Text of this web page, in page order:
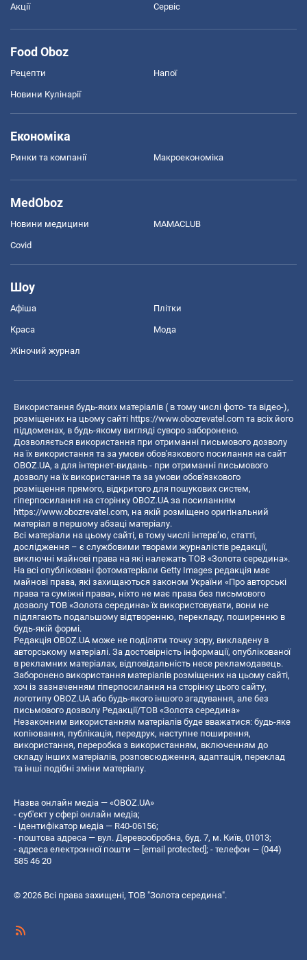
Акції Сервіс
Food Oboz
Рецепти Напої
Новини Кулінарії
Економіка
Ринки та компанії Макроекономіка
MedOboz
Новини медицини MAMACLUB
Covid
Шоу
Афіша Плітки
Краса Мода
Жіночий журнал
Використання будь-яких матеріалів ( в тому числі фото- та відео-),
розміщених на цьому сайті https://www.obozrevatel.com та всіх його
піддоменах, в будь-якому вигляді суворо заборонено.
Дозволяється використання при отриманні письмового дозволу
на їх використання та за умови обов'язкового посилання на сайт
OBOZ.UA, а для інтернет-видань - при отриманні письмового
дозволу на їх використання та за умови обов'язкового
розміщення прямого, відкритого для пошукових систем,
гіперпосилання на сторінку OBOZ.UA за посиланням
https://www.obozrevatel.com, на якій розміщено оригінальний
матеріал в першому абзаці матеріалу.
Всі матеріали на цьому сайті, в тому числі інтерв’ю, статті,
дослідження – є службовими творами журналістів редакції,
виключні майнові права на які належать ТОВ «Золота середина».
На всі опубліковані фотоматеріали Getty Images редакція має
майнові права, які захищаються законом України «Про авторські
права та суміжні права», ніхто не має права без письмового
дозволу ТОВ «Золота середина» їх використовувати, вони не
підлягають подальшому відтворенню, перекладу, поширенню в
будь-якій формі.
Редакція OBOZ.UA може не поділяти точку зору, викладену в
авторському матеріалі. За достовірність інформації, опублікованої
в рекламних матеріалах, відповідальність несе рекламодавець.
Заборонено використання матеріалів розміщених на цьому сайті,
хоч із зазначенням гіперпосилання на сторінку цього сайту,
логотипу OBOZ.UA або будь-якого іншого згадування, але без
письмового дозволу Редакції/ТОВ «Золота середина»
Незаконним використанням матеріалів буде вважатися: будь-яке
копiювання, публiкацiя, передрук, наступне поширення,
використання, переробка з використанням, включенням до
складу інших матеріалів, розповсюдження, адаптація, переклад
та інші подібні зміни матеріалу.
Назва онлайн медіа — «OBOZ.UA»
- суб'єкт у сфері онлайн медіа;
- ідентифікатор медіа — R40-06156;
- поштова адреса — вул. Деревообробна, буд. 7, м. Київ, 01013;
- адреса електронної пошти — [email protected]; - телефон — (044)
585 46 20
© 2026 Всі права захищені, ТОВ "Золота середина".